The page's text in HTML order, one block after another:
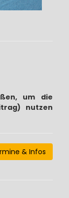
um die
nutzen
& Infos